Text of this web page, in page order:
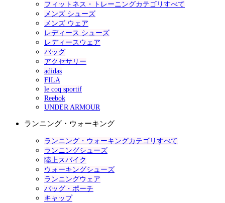
フィットネス・トレーニングカテゴリすべて
メンズ シューズ
メンズ ウェア
レディース シューズ
レディースウェア
バッグ
アクセサリー
adidas
FILA
le coq sportif
Reebok
UNDER ARMOUR
ランニング・ウォーキング
ランニング・ウォーキングカテゴリすべて
ランニングシューズ
陸上スパイク
ウォーキングシューズ
ランニングウェア
バッグ・ポーチ
キャップ